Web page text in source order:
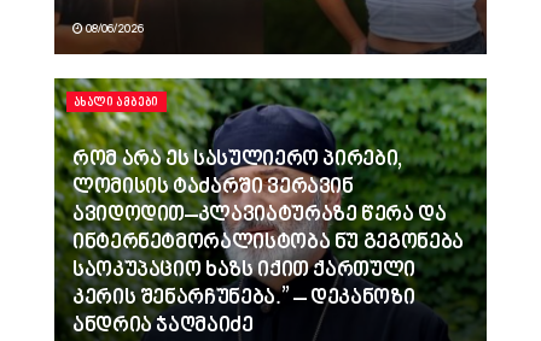
08/06/2026
ᲐᲮᲐᲚᲘ ᲐᲛᲑᲔᲑᲘ
რომ არა ეს სასულიერო პირები,
ლომისის ტაძარში ვერავინ
ავიდოდით–კლავიატურაზე წერა და
ინტერნეტმორალისტობა ნუ გეგონება
საოკუპაციო ხაზს იქით ქართული
კერის შენარჩუნება.” – დეკანოზი
ანდრია ჯაღმაიძე